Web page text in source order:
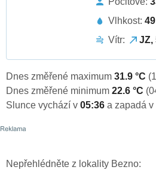
Vlhkost:
Vítr:
JZ,
Dnes změřené maximum 31.9 °C
Dnes změřené minimum 22.6 °C
Slunce vychází v 05:36 a zapadá v
Nepřehlédněte z lokality Bezno: